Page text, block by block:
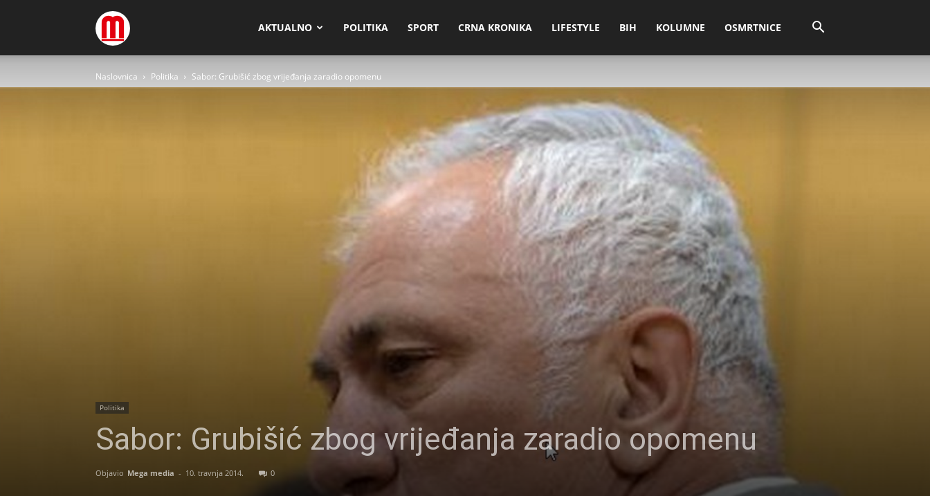
Megamedia AKTUALNO POLITIKA SPORT CRNA KRONIKA LIFESTYLE BIH KOLUMNE OSMRTNICE
Naslovnica Politika Sabor: Grubišić zbog vrijeđanja zaradio opomenu
Politika
Sabor: Grubišić zbog vrijeđanja zaradio opomenu
Objavio Mega media - 10. travnja 2014. 0